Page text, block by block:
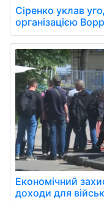
Сіренко уклав
організацією
Економічний
доходи для